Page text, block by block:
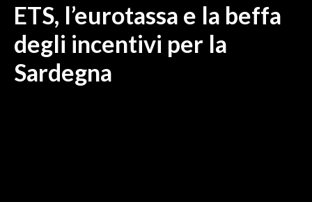
CRONACA
ITALIA
MONDO
ETS, l’eurotassa e la beffa
degli incentivi per la
Sardegna